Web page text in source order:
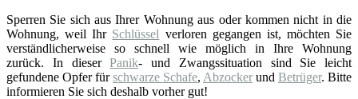
Sperren Sie sich aus Ihrer Wohnung aus oder kommen nicht in die
Wohnung, weil Ihr Schlüssel verloren gegangen ist, möchten Sie
verständlicherweise so schnell wie möglich in Ihre Wohnung
zurück. In dieserPanik- und Zwangssituation sind Sie leicht
gefundene Opfer fürschwarze Schafe, Abzocker und Betrüger. Bitte
informieren Sie sich deshalb vorher gut!